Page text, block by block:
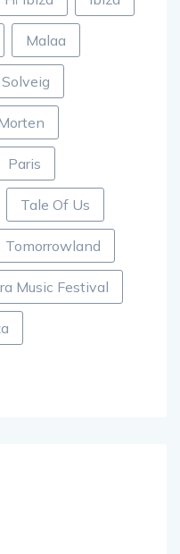
Malaa
Paris
Tale Of Us
Tomorrowland
Music Festival